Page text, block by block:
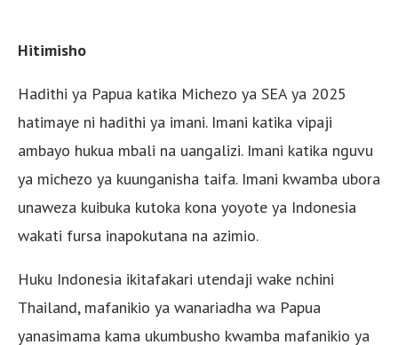
Hitimisho
Hadithi ya Papua katika Michezo ya SEA ya 2025
hatimaye ni hadithi ya imani. Imani katika vipaji
ambayo hukua mbali na uangalizi. Imani katika nguvu
ya michezo ya kuunganisha taifa. Imani kwamba ubora
unaweza kuibuka kutoka kona yoyote ya Indonesia
wakati fursa inapokutana na azimio.
Huku Indonesia ikitafakari utendaji wake nchini
Thailand, mafanikio ya wanariadha wa Papua
yanasimama kama ukumbusho kwamba mafanikio ya